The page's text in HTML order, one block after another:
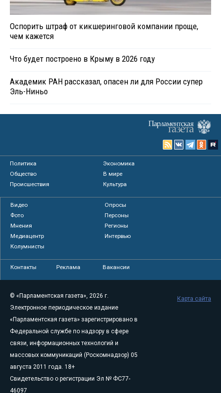
Оспорить штраф от кикшеринговой компании проще,
чем кажется
Что будет построено в Крыму в 2026 году
Академик РАН рассказал, опасен ли для России супер
Эль-Ниньо
Политика
Экономика
Общество
В мире
Происшествия
Культура
Видео
Опросы
Фото
Персоны
Мнения
Регионы
Медиацентр
Интервью
Колумнисты
Контакты Реклама Вакансии
© «Парламентская газета», 2026 г.
Электронное периодическое издание
«Парламентская газета» зарегистрировано в
Федеральной службе по надзору в сфере
связи, информационных технологий и
массовых коммуникаций (Роскомнадзор) 05
августа 2011 года. 18+
Свидетельство о регистрации Эл № ФС77-
46097
Карта сайта